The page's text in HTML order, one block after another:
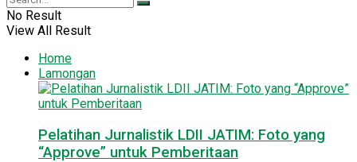
No Result
View All Result
Home
Lamongan
Pelatihan Jurnalistik LDII JATIM: Foto yang
“Approve” untuk Pemberitaan